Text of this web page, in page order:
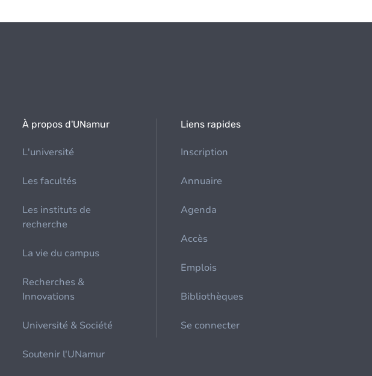
À propos d'UNamur
L'université
Les facultés
Les instituts de
recherche
La vie du campus
Recherches &
Innovations
Université & Société
Soutenir l'UNamur
Liens rapides
Inscription
Annuaire
Agenda
Accès
Emplois
Bibliothèques
Se connecter